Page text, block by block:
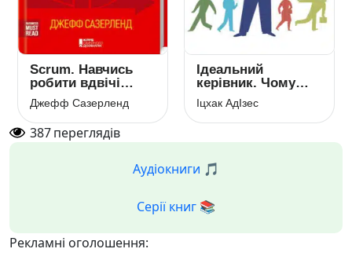
Scrum. Навчись
робити вдвічі
більше за менший
час
Джефф Сазерленд
Ідеальний
керівник. Чому
ним неможливо
стати
Іцхак АдІзес
387переглядів
Аудіокниги 🎵
Серії книг 📚
Рекламні оголошення: